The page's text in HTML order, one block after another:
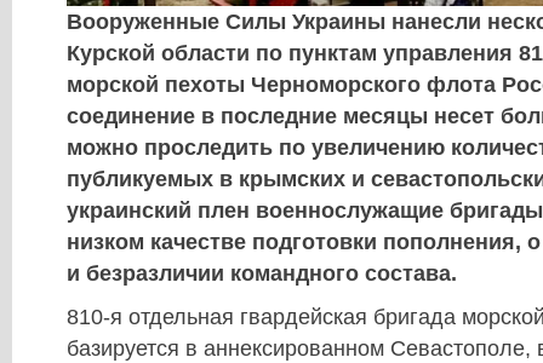
Вооруженные Силы Украины нанесли
Курской области по пунктам управления
морской пехоты Черноморского флота
соединение в последние месяцы несет
можно проследить по увеличению
публикуемых в крымских и
украинский плен военнослужащие
низком качестве подготовки пополнения,
и безразличии командного состава.
810-я отдельная гвардейская бригада
базируется в аннексированном Севастополе,